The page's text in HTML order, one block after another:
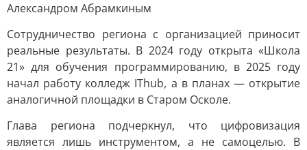
Александром Абрамкиным
Сотрудничество региона с организацией приносит
реальные результаты. В 2024 году открыта «Школа
21» для обучения программированию, в 2025 году
начал работу колледж IThub, а в планах — открытие
аналогичной площадки в Старом Осколе.
Глава региона подчеркнул, что цифровизация
является лишь инструментом, а не самоцелью. В